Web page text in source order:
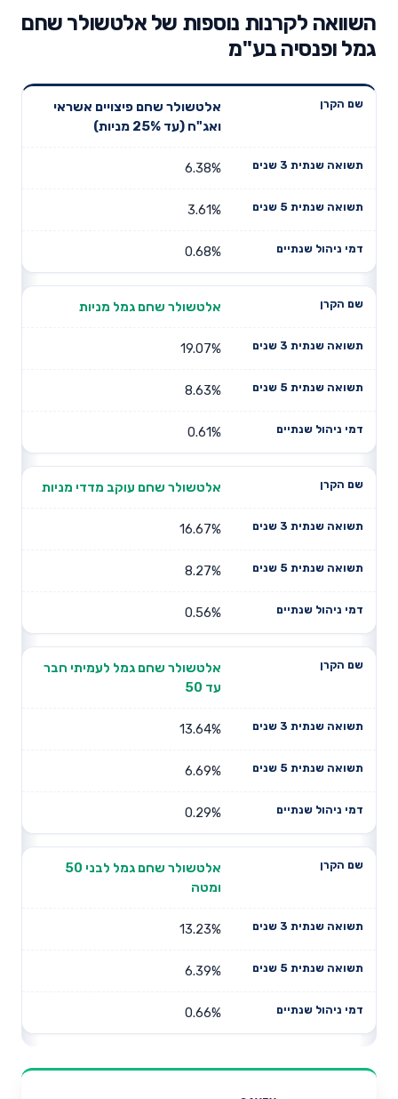
השוואה לקרנות נוספות של אלטשולר שחם
גמל ופנסיה בע"מ
שנתית 3
תשואה
שנתית 5
דמי ניהול
אלטשולר שחם פיצויים אשראי
ואג"ח (עד 25% מניות)
6.38%
3.61%
0.68%
אלטשולר שחם גמל מניות
19.07%
8.63%
0.61%
אלטשולר שחם עוקב מדדי מניות
16.67%
8.27%
0.56%
אלטשולר שחם גמל לעמיתי חבר
עד 50
13.64%
6.69%
0.29%
אלטשולר שחם גמל לבני 50
ומטה
13.23%
6.39%
0.66%